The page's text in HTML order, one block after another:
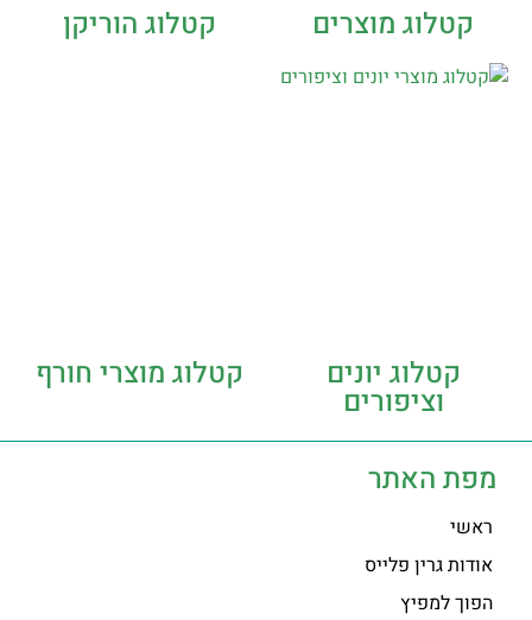
קטלוג מוצרים קטלוג הוריקן
קטלוג יונים
וציפורים
קטלוג מוצרי חורף
מפת האתר
ראשי
אודות גרין פלייס
הפוך למפיץ